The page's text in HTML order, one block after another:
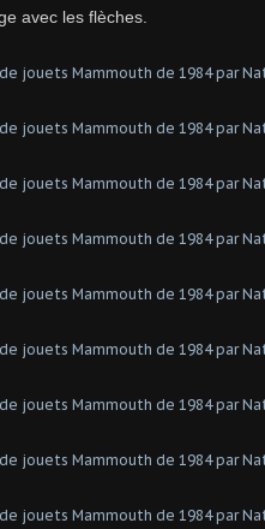
avec les flèches.